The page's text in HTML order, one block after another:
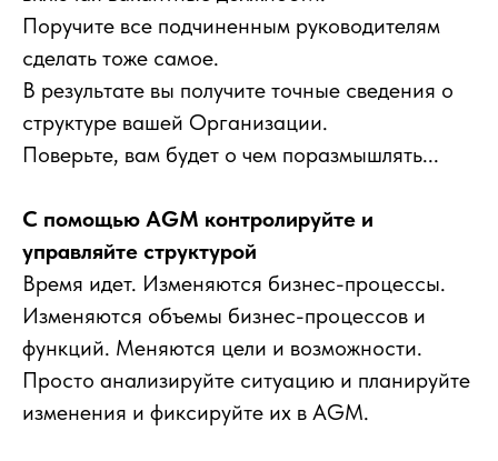
Поручите все подчиненным руководителям
сделать тоже самое.
В результате вы получите точные сведения о
структуре вашей Организации.
Поверьте, вам будет о чем поразмышлять...
С помощью AGM контролируйте и
управляйте структурой
Время идет. Изменяются бизнес-процессы.
Изменяются объемы бизнес-процессов и
функций. Меняются цели и возможности.
Просто анализируйте ситуацию и планируйте
изменения и фиксируйте их в AGM.